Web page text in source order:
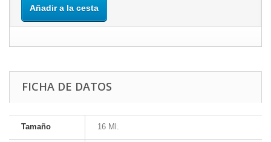
Añadir a la cesta
FICHA DE DATOS
Tamaño 16 Ml.